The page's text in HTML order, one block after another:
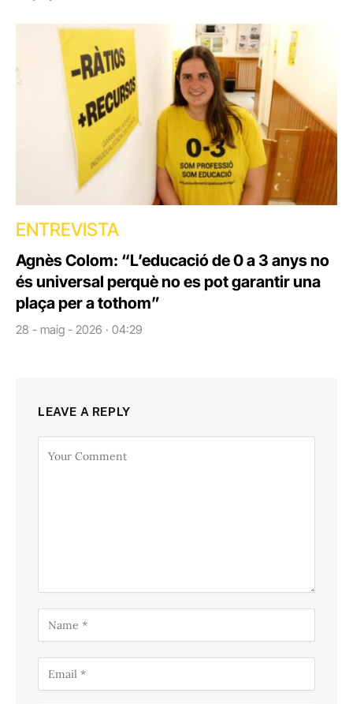
ENTREVISTA
Agnès Colom: “L’educació de 0 a 3 anys no
és universal perquè no es pot garantir una
plaça per a tothom”
28 - maig - 2026 · 04:29
LEAVE A REPLY